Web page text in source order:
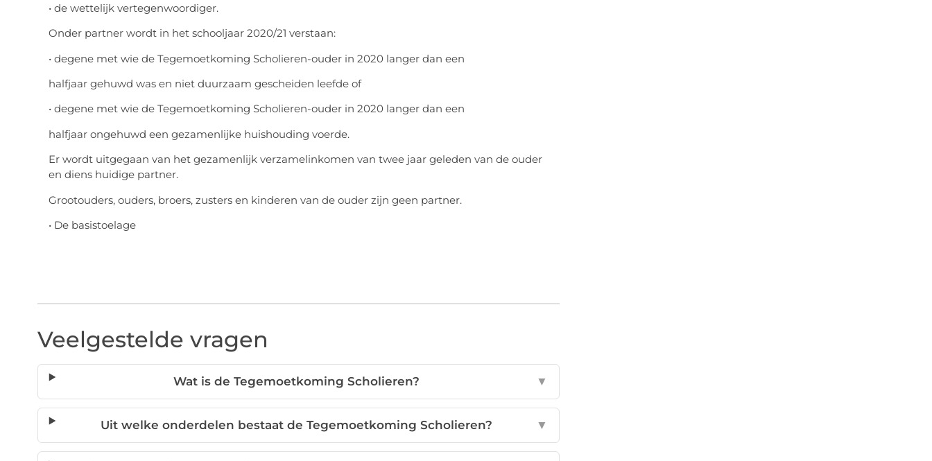
• de wettelijk vertegenwoordiger.
Onder partner wordt in het schooljaar 2020/21 verstaan:
• degene met wie de Tegemoetkoming Scholieren-ouder in 2020 langer dan een
halfjaar gehuwd was en niet duurzaam gescheiden leefde of
• degene met wie de Tegemoetkoming Scholieren-ouder in 2020 langer dan een
halfjaar ongehuwd een gezamenlijke huishouding voerde.
Er wordt uitgegaan van het gezamenlijk verzamelinkomen van twee jaar geleden van de ouder
en diens huidige partner.
Grootouders, ouders, broers, zusters en kinderen van de ouder zijn geen partner.
• De basistoelage
Veelgestelde vragen
Wat is de Tegemoetkoming Scholieren? ▼
Uit welke onderdelen bestaat de Tegemoetkoming Scholieren? ▼